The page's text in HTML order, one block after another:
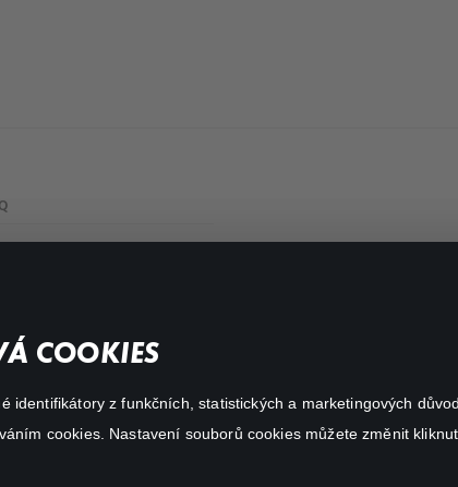
COOKIES
z funkčních, statistických a marketingových
cookies. Nastavení souborů cookies můžete změnit